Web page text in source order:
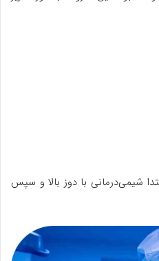
شیمی‌درمانی با دوز بالا و سپس